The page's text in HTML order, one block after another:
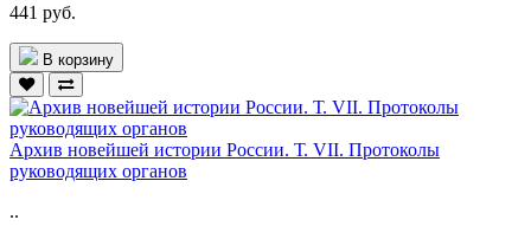
441 руб.
В корзину
Архив новейшей истории России. Т. VII. Протоколы
руководящих органов
..